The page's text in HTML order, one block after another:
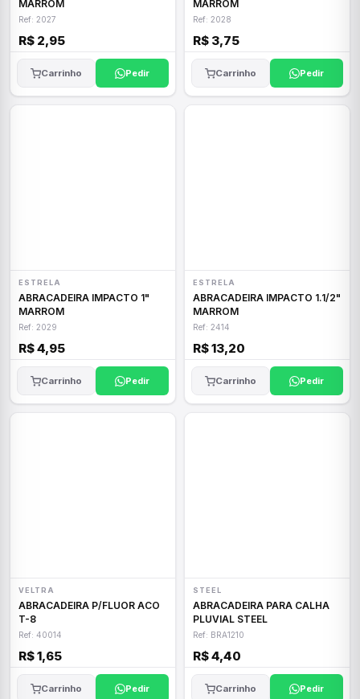
MARROM
Ref: 2027
R$ 2,95
Carrinho Pedir
MARROM
Ref: 2028
R$ 3,75
Carrinho Pedir
ESTRELA
ABRACADEIRA IMPACTO 1"
MARROM
Ref: 2029
R$ 4,95
Carrinho Pedir
ESTRELA
ABRACADEIRA IMPACTO 1.1/2"
MARROM
Ref: 2414
R$ 13,20
Carrinho Pedir
VELTRA
ABRACADEIRA P/FLUOR ACO
T-8
Ref: 40014
R$ 1,65
Carrinho Pedir
STEEL
ABRACADEIRA PARA CALHA
PLUVIAL STEEL
Ref: BRA1210
R$ 4,40
Carrinho Pedir